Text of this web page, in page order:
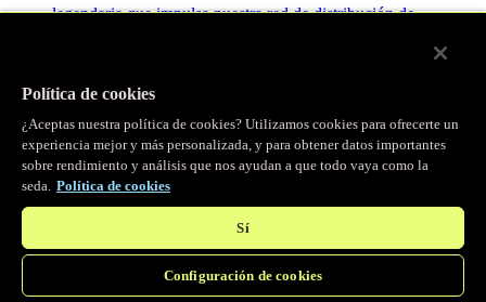
legendaria que impulsa nuestra red de distribución de
Servidor MCP
Control por IA para tus servicios Fastly.
Política de cookies
¿Aceptas nuestra política de cookies? Utilizamos cookies para ofrecerte un
experiencia mejor y más personalizada, y para obtener datos importantes
sobre rendimiento y análisis que nos ayudan a que todo vaya como la
seda. Política de cookies
Sí
Configuración de cookies